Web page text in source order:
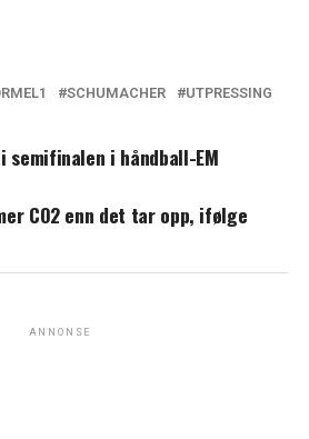
SCHUMACHER UTPRESSING
semifinalen i håndball-EM
CO2 enn det tar opp, ifølge
ANNONSE